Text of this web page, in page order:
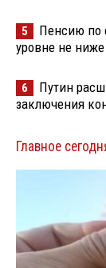
5
Пенсию по
уровне не ниже
6
Путин
заключения
Главное